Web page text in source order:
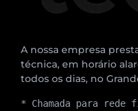
A nossa empresa
técnica, em horário
todos os dias, no
* Chamada para rede